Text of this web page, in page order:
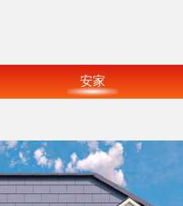
安家